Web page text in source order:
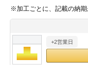
業ツール印刷
＆盛り上げ印刷
/送料について
ムカード
型マル型印刷
ード印刷
印刷
プル請求
1
2 3
8 9 10
※加工ごとに、記載の納期
+2営業日